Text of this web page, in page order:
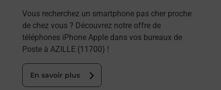
Vous recherchez un smartphone pas cher proche
de chez vous ? Découvrez notre offre de
téléphones iPhone Apple dans vos bureaux de
Poste à AZILLE (11700) !
En savoir plus